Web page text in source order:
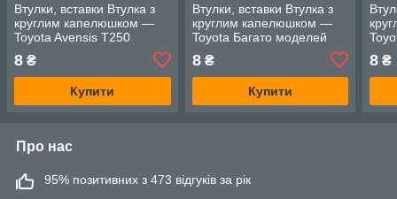
Втулки, вставки Втулка з
круглим капелюшком —
Toyota Avensis T250
8 ₴
Купити
Втулки, вставки Втулка з
круглим капелюшком —
Toyota Багато моделей
8₴
Купити
8 ₴
Про нас
95% позитивних з 473 відгуків за рік